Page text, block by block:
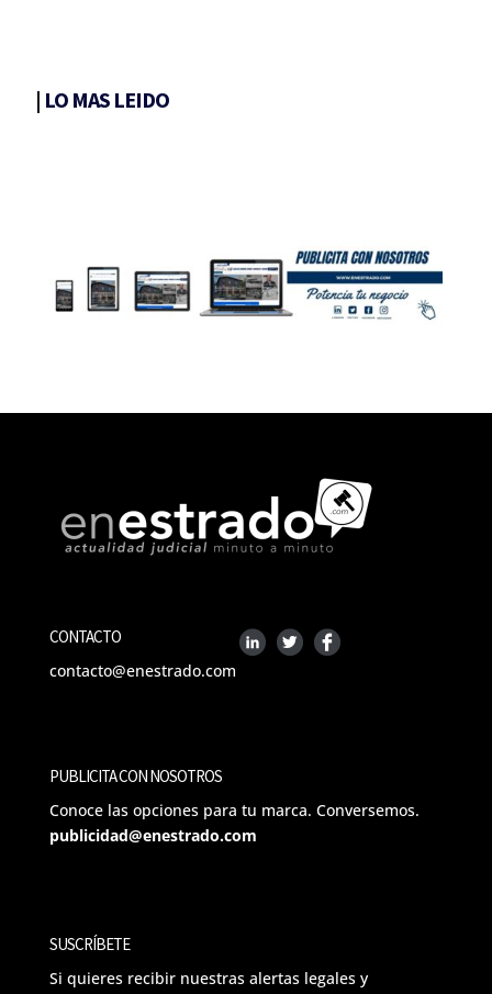
| LO MAS LEIDO
CONTACTO
contacto@enestrado.com
PUBLICITA CON NOSOTROS
Conoce las opciones para tu marca. Conversemos.
publicidad@enestrado.com
SUSCRÍBETE
Si quieres recibir nuestras alertas legales y